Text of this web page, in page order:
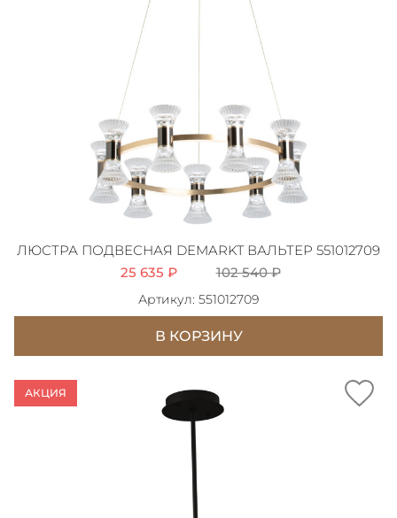
ЛЮСТРА ПОДВЕСНАЯ DEMARKT ВАЛЬТЕР 551012709
25 635 ₽
102 540 ₽
Артикул: 551012709
В КОРЗИНУ
АКЦИЯ